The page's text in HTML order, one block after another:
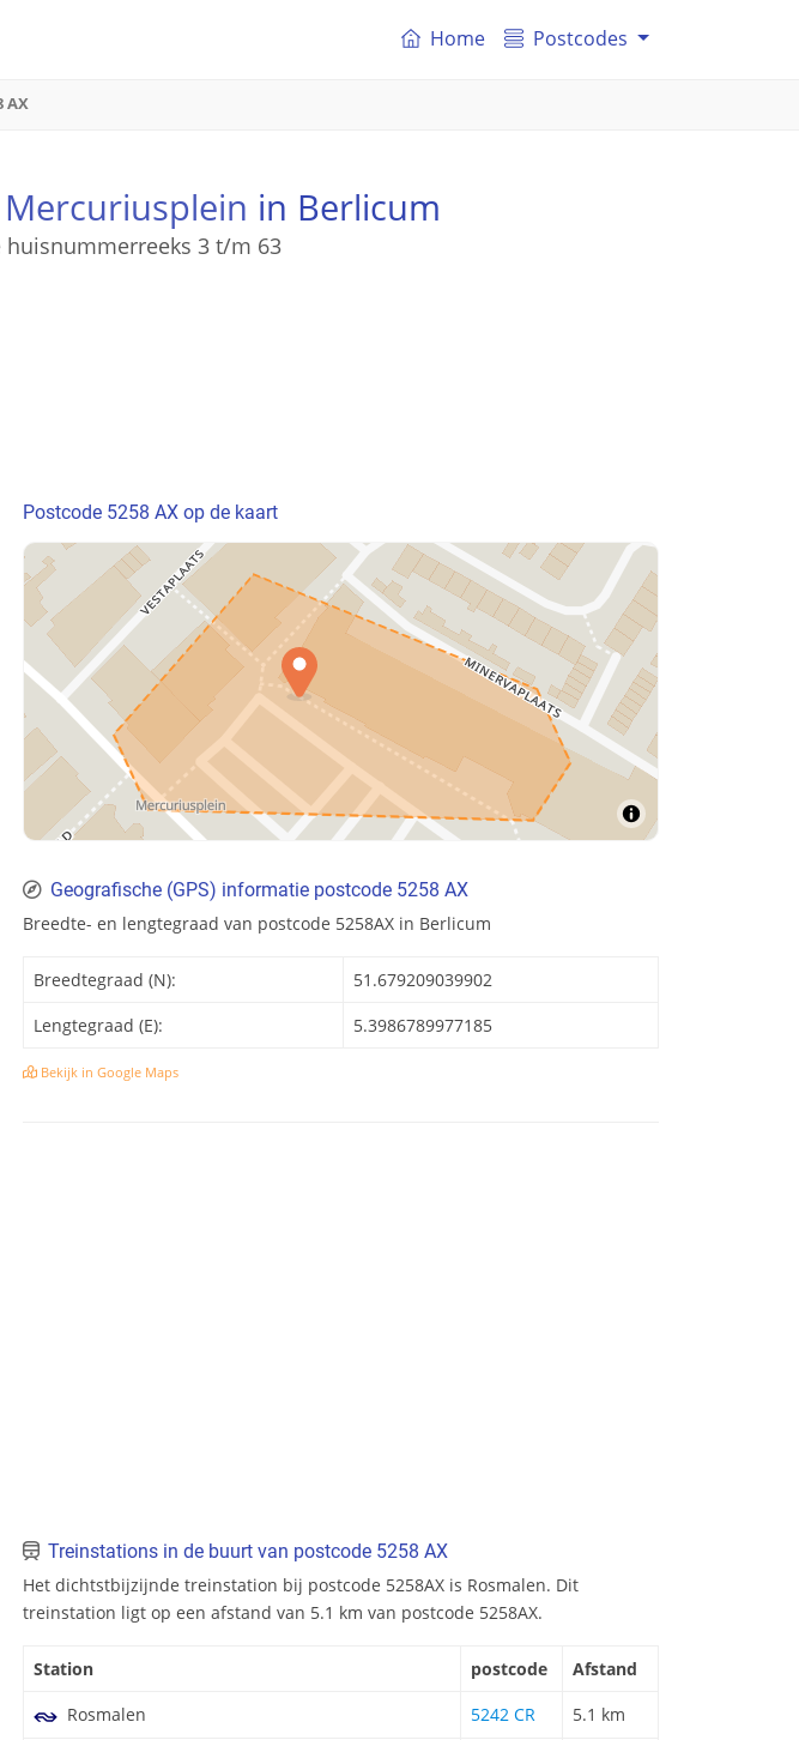
Home Postcodes
AX
Mercuriusplein in Berlicum
huisnummerreeks 3 t/m 63
Postcode 5258 AX op de kaart
Geografische (GPS) informatie postcode 5258 AX
Breedte- en lengtegraad van postcode 5258AX in Berlicum
Breedtegraad (N):
51.679209039902
Lengtegraad (E):
5.3986789977185
Bekijk in Google Maps
Treinstations in de buurt van postcode 5258 AX
Het dichtstbijzijnde treinstation bij postcode 5258AX is Rosmalen. Dit
treinstation ligt op een afstand van 5.1 km van postcode 5258AX.
Station postcode
Afstand
Rosmalen
5242 CR 5.1 km